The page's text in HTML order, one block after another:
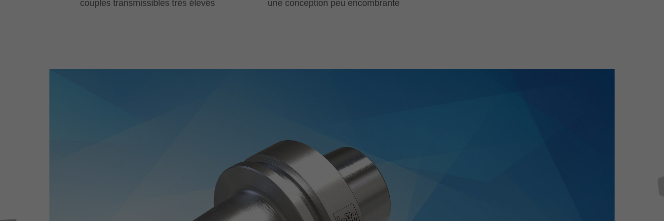
couples transmissibles très élevés
une conception peu encombrante